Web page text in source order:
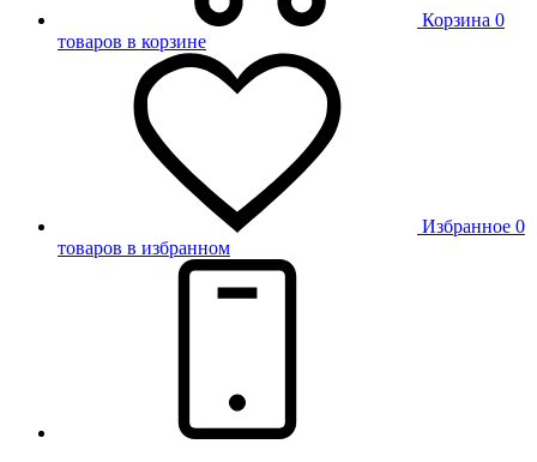
Корзина 0
товаров в корзине
Избранное 0
товаров в избранном